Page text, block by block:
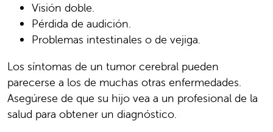
Visión doble.
Pérdida de audición.
Problemas intestinales o de vejiga.
Los síntomas de un tumor cerebral pueden
parecerse a los de muchas otras enfermedades.
Asegúrese de que su hijo vea a un profesional de la
salud para obtener un diagnóstico.